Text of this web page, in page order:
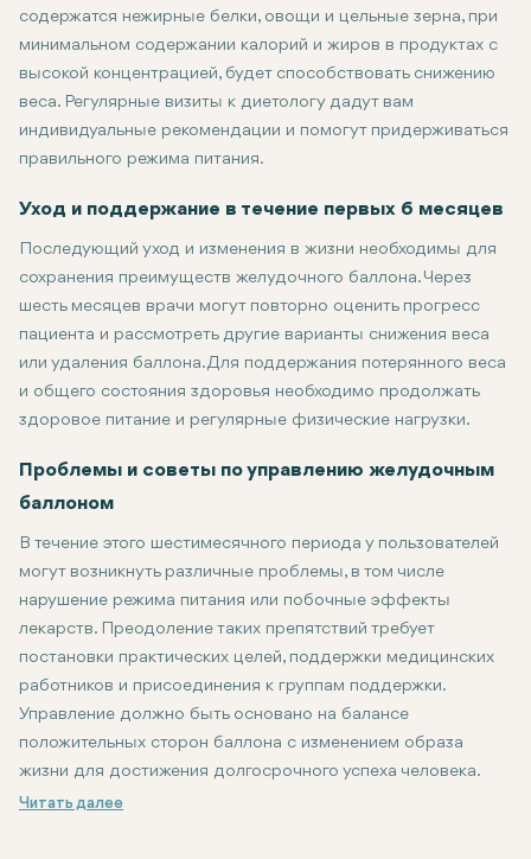
содержатся нежирные белки, овощи и цельные зерна, при
минимальном содержании калорий и жиров в продуктах с
высокой концентрацией, будет способствовать снижению
веса. Регулярные визиты к диетологу дадут вам
индивидуальные рекомендации и помогут придерживаться
правильного режима питания.
Уход и поддержание в течение первых 6 месяцев
Последующий уход и изменения в жизни необходимы для
сохранения преимуществ желудочного баллона. Через
шесть месяцев врачи могут повторно оценить прогресс
пациента и рассмотреть другие варианты снижения веса
или удаления баллона. Для поддержания потерянного веса
и общего состояния здоровья необходимо продолжать
здоровое питание и регулярные физические нагрузки.
Проблемы и советы по управлению желудочным
баллоном
В течение этого шестимесячного периода у пользователей
могут возникнуть различные проблемы, в том числе
нарушение режима питания или побочные эффекты
лекарств. Преодоление таких препятствий требует
постановки практических целей, поддержки медицинских
работников и присоединения к группам поддержки.
Управление должно быть основано на балансе
положительных сторон баллона с изменением образа
жизни для достижения долгосрочного успеха человека.